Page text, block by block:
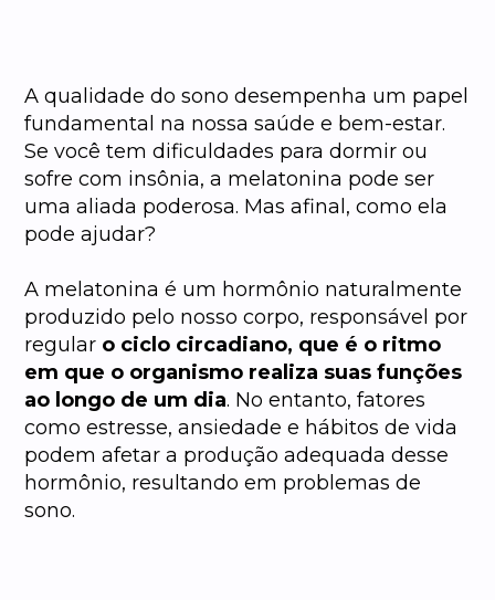
A qualidade do sono desempenha um papel
fundamental na nossa saúde e bem-estar.
Se você tem dificuldades para dormir ou
sofre com insônia, a melatonina pode ser
uma aliada poderosa. Mas afinal, como ela
pode ajudar?
A melatonina é um hormônio naturalmente
produzido pelo nosso corpo, responsável por
regular o ciclo circadiano, que é o ritmo
em que o organismo realiza suas funções
ao longo de um dia. No entanto, fatores
como estresse, ansiedade e hábitos de vida
podem afetar a produção adequada desse
hormônio, resultando em problemas de
sono.